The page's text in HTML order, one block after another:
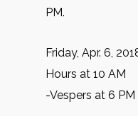
PM.
Friday, Apr. 6,
Hours at 10 AM
-Vespers at 6